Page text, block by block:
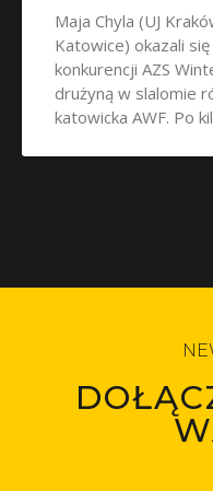
Maja Chyla (UJ
Katowice) okazali
konkurencji AZS
drużyną w slalomie
katowicka AWF. Po